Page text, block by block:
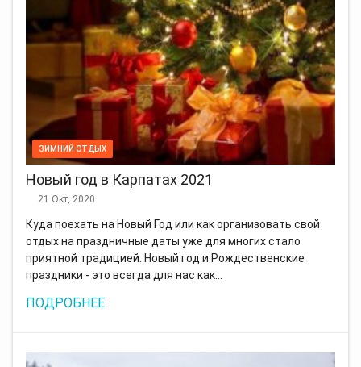
ЗИМНИЙ ОТДЫХ
Новый год в Карпатах 2021
21 Окт, 2020
Куда поехать на Новый Год или как организовать свой
отдых на праздничные даты уже для многих стало
приятной традицией. Новый год и Рождественские
праздники - это всегда для нас как…
ПОДРОБНЕЕ